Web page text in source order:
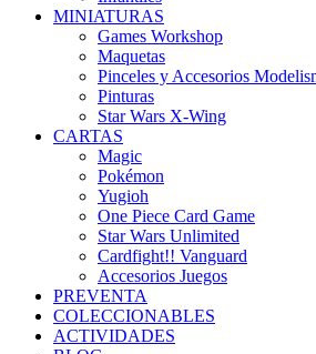
MINIATURAS
Games Workshop
Maquetas
Pinceles y Accesorios
Pinturas
Star Wars X-Wing
CARTAS
Magic
Pokémon
Yugioh
One Piece Card Game
Star Wars Unlimited
Cardfight!! Vanguard
Accesorios Juegos
PREVENTA
COLECCIONABLES
ACTIVIDADES